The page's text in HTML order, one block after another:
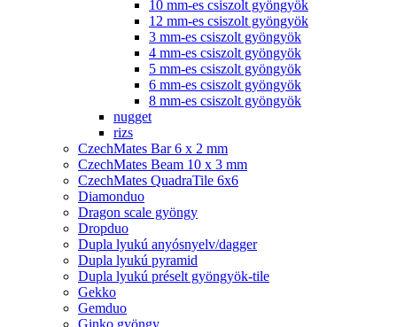
10 mm-es csiszolt gyöngyök
12 mm-es csiszolt gyöngyök
3 mm-es csiszolt gyöngyök
4 mm-es csiszolt gyöngyök
5 mm-es csiszolt gyöngyök
6 mm-es csiszolt gyöngyök
8 mm-es csiszolt gyöngyök
nugget
rizs
CzechMates Bar 6 x 2 mm
CzechMates Beam 10 x 3 mm
CzechMates QuadraTile 6x6
Diamonduo
Dragon scale gyöngy
Dropduo
Dupla lyukú anyósnyelv/dagger
Dupla lyukú pyramid
Dupla lyukú préselt gyöngyök-tile
Gekko
Gemduo